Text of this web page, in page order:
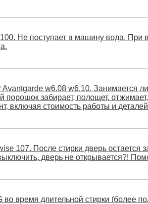
Не поступает в машину вода. При
w6.08 w6.10. Занимается
порошок забирает, полощет,
включая стоимость работы и
107. После стирки дверь
дверь не открывается?!
время длительной стирки (более